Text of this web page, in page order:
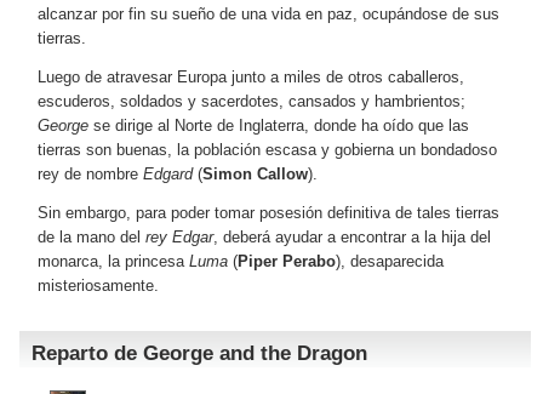
alcanzar por fin su sueño de una vida en paz, ocupándose de sus
tierras.
Luego de atravesar Europa junto a miles de otros caballeros,
escuderos, soldados y sacerdotes, cansados y hambrientos;
George se dirige al Norte de Inglaterra, donde ha oído que las
tierras son buenas, la población escasa y gobierna un bondadoso
rey de nombre Edgard (Simon Callow).
Sin embargo, para poder tomar posesión definitiva de tales tierras
de la mano del rey Edgar, deberá ayudar a encontrar a la hija del
monarca, la princesa Luma (Piper Perabo), desaparecida
misteriosamente.
Reparto de George and the Dragon